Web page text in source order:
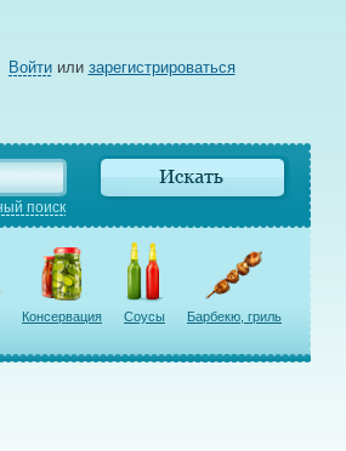
Войтиили зарегистрироваться
поиск
Консервация Соусы Барбекю, гриль